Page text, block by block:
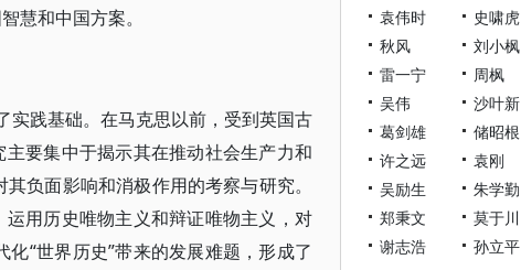
慧和中国方案。
实践基础。在马克思以前，受到英国古
要集中于揭示其在推动社会生产力和
负面影响和消极作用的考察与研究。
用历史唯物主义和辩证唯物主义，对
“世界历史”带来的发展难题，形成了
袁伟时
史啸虎
秋风
刘小枫
雷一宁
周枫
吴伟
沙叶新
葛剑雄
储昭根
许之远
袁刚
吴励生
朱学勤
郑秉文
莫于川
谢志浩
孙立平